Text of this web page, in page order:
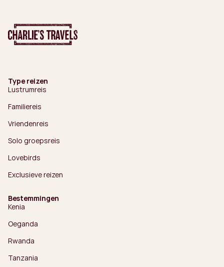
Type reizen
Lustrumreis
Familiereis
Vriendenreis
Solo groepsreis
Lovebirds
Exclusieve reizen
Bestemmingen
Kenia
Oeganda
Rwanda
Tanzania